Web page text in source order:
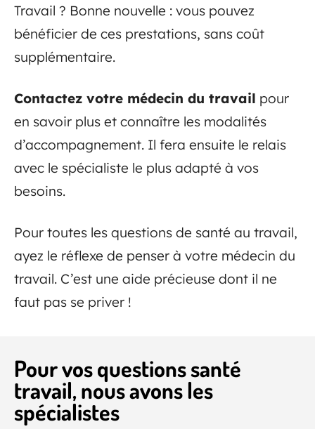
Travail ? Bonne nouvelle : vous pouvez
bénéficier de ces prestations, sans coût
supplémentaire.
Contactez votre médecin du travail pour
en savoir plus et connaître les modalités
d’accompagnement. Il fera ensuite le relais
avec le spécialiste le plus adapté à vos
besoins.
Pour toutes les questions de santé au travail,
ayez le réflexe de penser à votre médecin du
travail. C’est une aide précieuse dont il ne
faut pas se priver !
Pour vos questions santé
travail, nous avons les
spécialistes